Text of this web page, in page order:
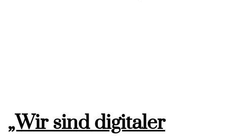
„Wir sind digitaler